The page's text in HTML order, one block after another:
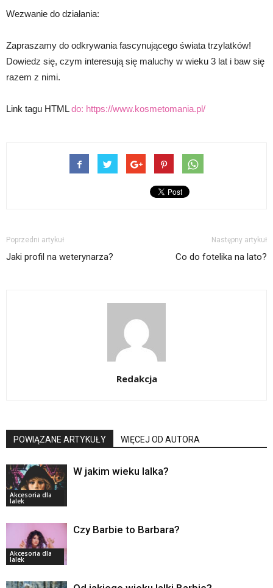
Wezwanie do działania:
Zapraszamy do odkrywania fascynującego świata trzylatków!
Dowiedz się, czym interesują się maluchy w wieku 3 lat i baw się
razem z nimi.
Link tagu HTMLdo: https://www.kosmetomania.pl/
Poprzedni artykuł
Jaki profil na weterynarza?
Następny artykuł
Co do fotelika na lato?
Redakcja
POWIĄZANE ARTYKUŁY WIĘCEJ OD AUTORA
Akcesoria dla
lalek
W jakim wieku lalka?
Akcesoria dla
lalek
Czy Barbie to Barbara?